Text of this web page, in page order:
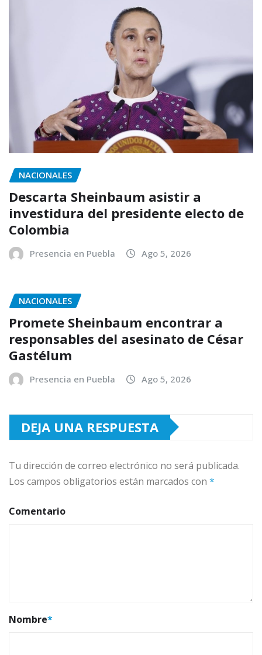
NACIONALES
Descarta Sheinbaum asistir a
investidura del presidente electo de
Colombia
Presencia en Puebla Ago 5, 2026
NACIONALES
Promete Sheinbaum encontrar a
responsables del asesinato de César
Gastélum
Presencia en Puebla Ago 5, 2026
DEJA UNA RESPUESTA
Tu dirección de correo electrónico no será publicada.
Los campos obligatorios están marcados con *
Comentario
Nombre*